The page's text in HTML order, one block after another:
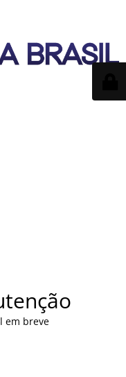
em breve